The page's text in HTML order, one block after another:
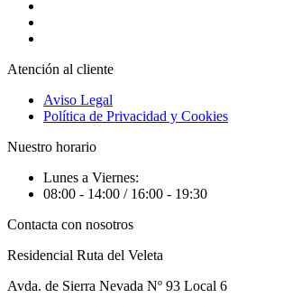
Atención al cliente
Aviso Legal
Política de Privacidad y Cookies
Nuestro horario
Lunes a Viernes:
08:00 - 14:00 / 16:00 - 19:30
Contacta con nosotros
Residencial Ruta del Veleta
Avda. de Sierra Nevada Nº 93 Local 6